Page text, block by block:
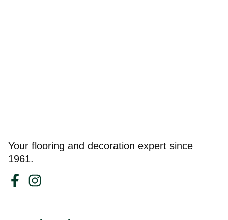
Your flooring and decoration expert since
1961.